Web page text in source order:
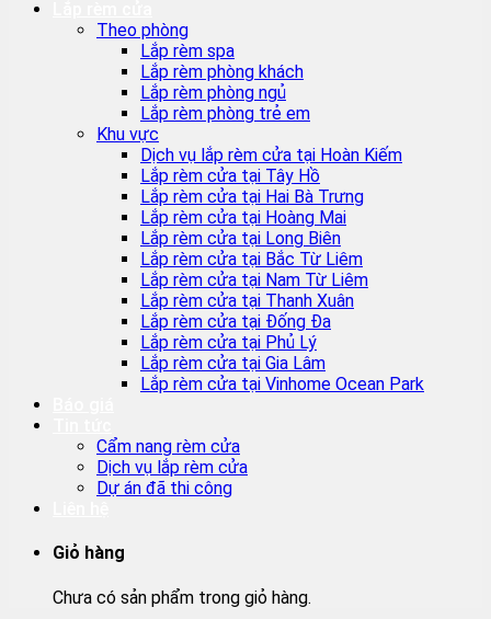
Theo phòng
Lắp rèm spa
Lắp rèm phòng khách
Lắp rèm phòng ngủ
Lắp rèm phòng trẻ em
Khu vực
Dịch vụ lắp rèm cửa tại Hoàn Kiếm
Lắp rèm cửa tại Tây Hồ
Lắp rèm cửa tại Hai Bà Trưng
Lắp rèm cửa tại Hoàng Mai
Lắp rèm cửa tại Long Biên
Lắp rèm cửa tại Bắc Từ Liêm
Lắp rèm cửa tại Nam Từ Liêm
Lắp rèm cửa tại Thanh Xuân
Lắp rèm cửa tại Đống Đa
Lắp rèm cửa tại Phủ Lý
Lắp rèm cửa tại Gia Lâm
Lắp rèm cửa tại Vinhome Ocean Park
Cẩm nang rèm cửa
Dịch vụ lắp rèm cửa
Dự án đã thi công
Giỏ hàng
Chưa có sản phẩm trong giỏ hàng.